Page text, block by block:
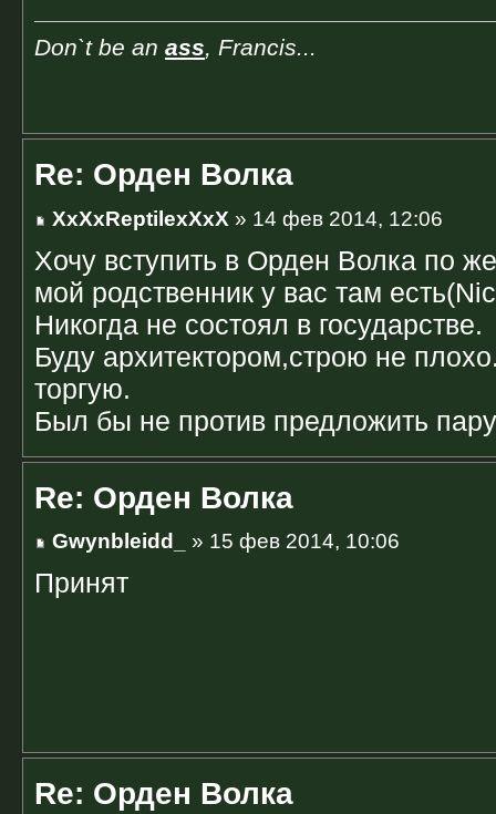
Don`t be an ass, Francis...
Re: Орден Волка
XxXxReptilexXxX » 14 фев 2014, 12:06
Хочу вступить в Орден Волка по
мой родственник у вас там
Никогда не состоял в государстве.
Буду архитектором,строю не
торгую.
Был бы не против предложить
Re: Орден Волка
Gwynbleidd_ » 15 фев 2014, 10:06
Принят
Re: Орден Волка